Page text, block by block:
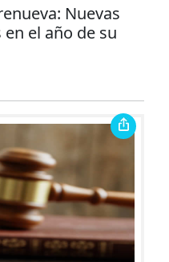
Nuevas
el año de su